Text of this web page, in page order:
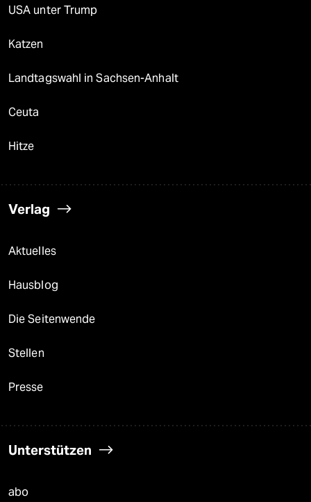
USA unter Trump
Katzen
Landtagswahl in Sachsen-Anhalt
Ceuta
Hitze
Verlag
Aktuelles
Hausblog
Die Seitenwende
Stellen
Presse
Unterstützen
abo